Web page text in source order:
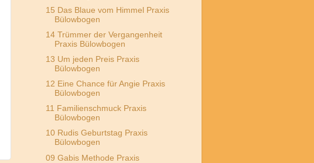
15 Das Blaue vom Himmel Praxis
Bülowbogen
14 Trümmer der Vergangenheit
Praxis Bülowbogen
13 Um jeden Preis Praxis
Bülowbogen
12 Eine Chance für Angie Praxis
Bülowbogen
11 Familienschmuck Praxis
Bülowbogen
10 Rudis Geburtstag Praxis
Bülowbogen
09 Gabis Methode Praxis